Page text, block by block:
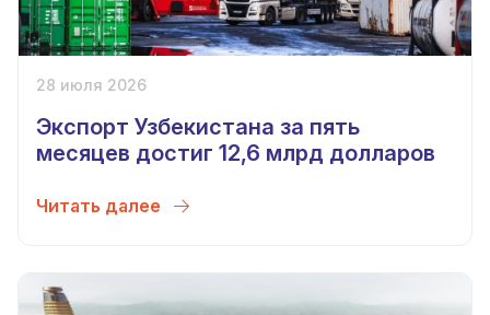
28 июля 2026
Экспорт Узбекистана за пять
месяцев достиг 12,6 млрд долларов
Читать далее